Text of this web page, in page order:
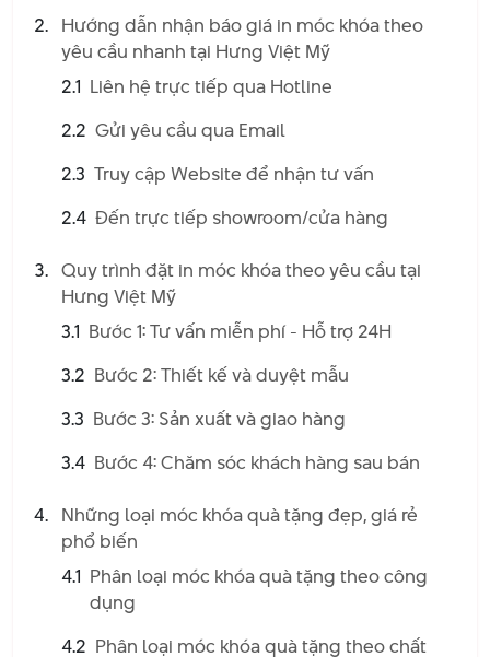
Tặng Quảng Cáo
Móc khóa quà tặng quảng cáođược lựa chọn phổ biến cho
nhiều dịp khác nhau. Dưới đây là một số ưu điểm nổi bật của
in móc khóa quà tặng:
Đa dạng mẫu mã
Nhờ vào kích thước nhỏ gọn và dễ gia công, móc khóa quà
tặng là một trong những món quà tặng thương hiệu đa dạng
mẫu mã nhất với nhiều thiết kế và hình in khác nhau:
Chất liệu:Móc khóa quà tặng được làm từ nhiều chất
liệu khác nhau như kim loại, nhựa, gỗ, da,...
Có vô số mẫu mã, kiểu dáng và màu sắc để
bạn lựa chọn, từ đơn giản đến cầu kỳ, từ truyền thống
đến hiện đại.
với hình ảnh, logo hoặc thông điệp riêng.
Hướng dẫn nhận báo giá in móc khóa theo
yêu cầu nhanh tại Hưng Việt Mỹ
2.1 Liên hệ trực tiếp qua Hotline
2.2 Gửi yêu cầu qua Email
2.3 Truy cập Website để nhận tư vấn
2.4 Đến trực tiếp showroom/cửa hàng
Quy trình đặt in móc khóa theo yêu cầu tại
Hưng Việt Mỹ
3.1 Bước 1: Tư vấn miễn phí - Hỗ trợ 24H
3.2 Bước 2: Thiết kế và duyệt mẫu
3.3 Bước 3: Sản xuất và giao hàng
3.4 Bước 4: Chăm sóc khách hàng sau bán
Những loại móc khóa quà tặng đẹp, giá rẻ
phổ biến
4.1 Phân loại móc khóa quà tặng theo công
dụng
4.2 Phân loại móc khóa quà tặng theo chất